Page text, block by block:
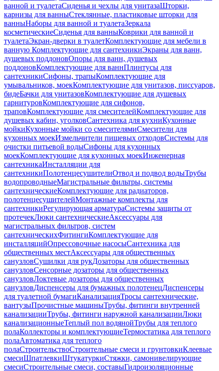
ванной и туалетаСиденья и чехлы для унитазаШторки,
карнизы для ванныСтеклянные, пластиковые шторки для
ванныНаборы для ванной и туалетаЗеркала
косметическиеСиденья для ванныКоврики для ванной и
туалетаЭкран-дверки в туалетКомплектующие для мебели в
ванную Комплектующие для сантехникиЭкраны для ванн,
душевых поддоновОпоры для ванн, душевых
поддоновКомплектующие для ваннПлинтусы для
сантехникиСифоны, трапыКомплектующие для
умывальников, моекКомплектующие для унитазов, писсуаров,
бидеБачки для унитазовКомплектующие для душевых
гарнитуровКомплектующие для сифонов,
траповКомплектующие для смесителейКомплектующие для
душевых кабин, уголковСантехника для кухниКухонные
мойкиКухонные мойки со смесителямиСмесители для
кухонных моекИзмельчители пищевых отходовСистемы для
очистки питьевой водыСифоны для кухонных
моекКомплектующие для кухонных моекИнженерная
сантехникаИнсталляции для
сантехникиПолотенцесушителиОтвод и подвод водыТрубы
водопроводныеМагистральные фильтры, системы
сантехническиеКомплектующие для радиаторов,
полотенцесушителейМонтажные комплекты для
сантехникиРегулирующая арматураСистемы защиты от
протечекЛюки сантехническиеАксессуары для
магистральных фильтров, систем
сантехническихФитингиКомплектующие для
инсталляцийОпрессовочные насосыСантехника для
общественных местАксессуары для общественных
санузловСушилки для рукДозаторы для общественных
санузловСенсорные дозаторы для общественных
санузловЛоктевые дозаторы для общественных
санузловДиспенсеры для бумажных полотенецДиспенсеры
для туалетной бумагиКанализацияТросы сантехнические,
вантузыПрочистные машиныТрубы, фитинги внутренней
канализацииТрубы, фитинги наружной канализацииЛюки
канализационныеТеплый пол водянойТрубы для теплого
полаКоллекторы и комплектующиеТермостатика для теплого
полаАвтоматика для теплого
полаСтроительствоСтроительные смеси и грунтовкиКлеевые
смесиШпатлевкиШтукатуркиСтяжки, самонивелирующие
смесиСтроительные смеси, составыГидроизоляционные